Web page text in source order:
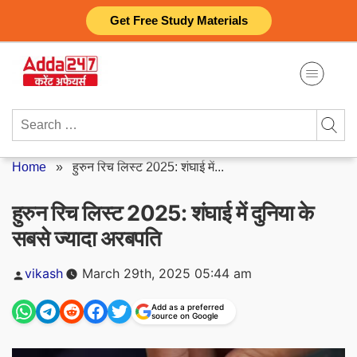
Get Free Study Materials
content
Search
Home »हुरुन रिच लिस्ट 2025: शंघाई में...
हुरुन रिच लिस्ट 2025: शंघाई में दुनिया के
सबसे ज्‍यादा अरबपति
Posted
vikash March 29th, 2025 05:44 am
Add as a preferred
source on Google